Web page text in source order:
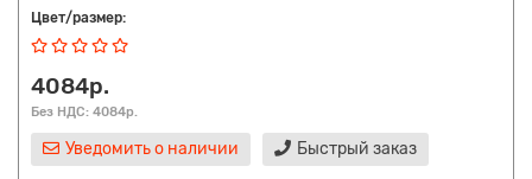
Цвет/размер:
4084р.
Без НДС: 4084р.
Уведомить о наличии Быстрый заказ